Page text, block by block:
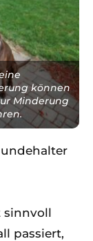
können
Minderung
sinnvoll
passiert,